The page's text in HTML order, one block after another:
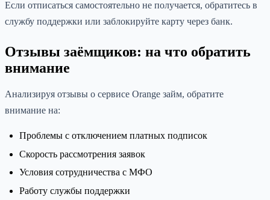
Если отписаться самостоятельно не получается, обратитесь в
службу поддержки или заблокируйте карту через банк.
Отзывы заёмщиков: на что обратить
внимание
Анализируя отзывы о сервисе Orange займ, обратите
внимание на:
Проблемы с отключением платных подписок
Скорость рассмотрения заявок
Условия сотрудничества с МФО
Работу службы поддержки